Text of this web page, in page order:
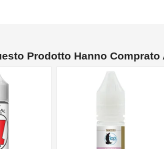
Prodotto Hanno Comprato